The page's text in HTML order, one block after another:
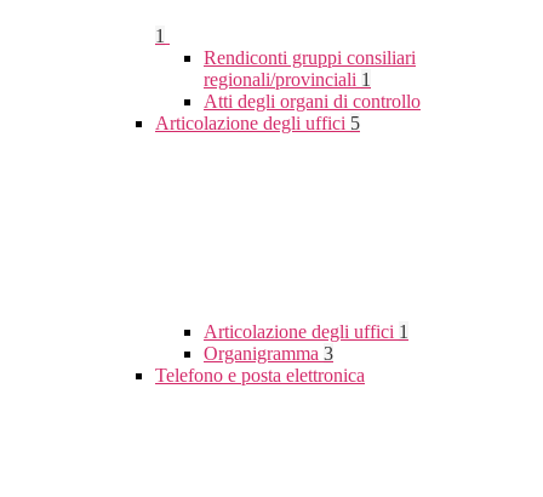
1
Rendiconti gruppi consiliari
regionali/provinciali 1
Atti degli organi di controllo
Articolazione degli uffici 5
Articolazione degli uffici 1
Organigramma 3
Telefono e posta elettronica